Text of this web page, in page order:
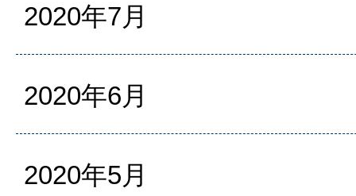
2020年7月
2020年6月
2020年5月